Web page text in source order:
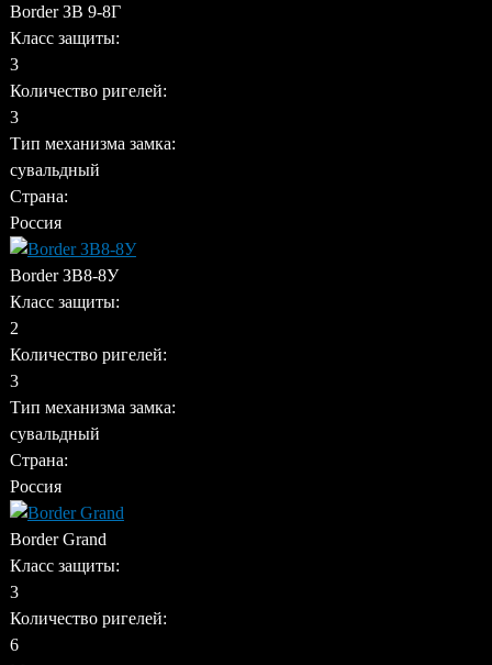
Border ЗВ 9-8Г
Класс защиты:
3
Количество ригелей:
3
Тип механизма замка:
сувальдный
Страна:
Россия
Border ЗВ8-8У
Класс защиты:
2
Количество ригелей:
3
Тип механизма замка:
сувальдный
Страна:
Россия
Border Grand
Класс защиты:
3
Количество ригелей:
6